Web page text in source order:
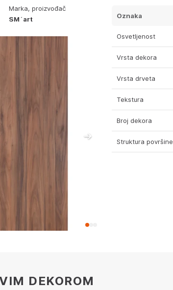
Marka, proizvođač
SM´art
Oznaka
Osvetljenost
Vrsta dekora
Vrsta drveta
Tekstura
Broj dekora
Struktura površine
DEKOROM